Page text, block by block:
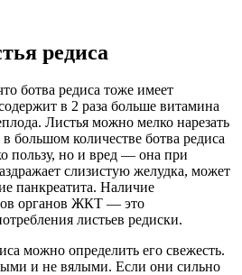
редиса
ботва редиса тоже имеет
в 2 раза больше витамина
Листья можно мелко нарезать
большом количестве ботва редиса
пользу, но и вред — она при
слизистую желудка, может
панкреатита. Наличие
органов ЖКТ — это
листьев редиски.
можно определить его свежесть.
и не вялыми. Если они сильно